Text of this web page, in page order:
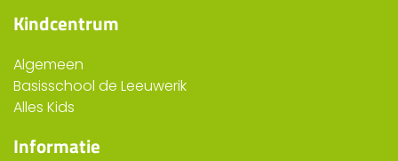
Kindcentrum
Algemeen
Basisschool de Leeuwerik
Alles Kids
Informatie